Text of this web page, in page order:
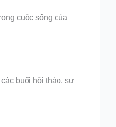
cuộc sống của
buổi hội thảo, sự